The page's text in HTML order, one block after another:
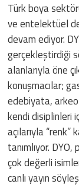
Türk boya
ve entelektüel
devam ediyor.
gerçekleştirdiği
alanlarıyla öne
konuşmacılar;
edebiyata,
kendi disiplinleri
açılarıyla “renk”
tanımlıyor.
çok değerli
canlı yayın